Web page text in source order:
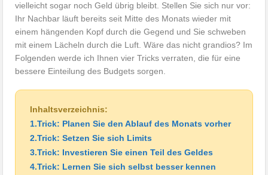
vielleicht sogar noch Geld übrig bleibt. Stellen Sie sich nur vor:
Ihr Nachbar läuft bereits seit Mitte des Monats wieder mit
einem hängenden Kopf durch die Gegend und Sie schweben
mit einem Lächeln durch die Luft. Wäre das nicht grandios? Im
Folgenden werde ich Ihnen vier Tricks verraten, die für eine
bessere Einteilung des Budgets sorgen.
Inhaltsverzeichnis:
1.Trick: Planen Sie den Ablauf des Monats vorher
2.Trick: Setzen Sie sich Limits
3.Trick: Investieren Sie einen Teil des Geldes
4.Trick: Lernen Sie sich selbst besser kennen